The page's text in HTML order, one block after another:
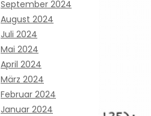
September 2024
August 2024
Juli 2024
Mai 2024
April 2024
März 2024
Februar 2024
Januar 2024